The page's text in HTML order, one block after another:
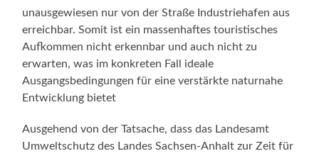
unausgewiesen nur von der Straße Industriehafen aus
erreichbar. Somit ist ein massenhaftes touristisches
Aufkommen nicht erkennbar und auch nicht zu
erwarten, was im konkreten Fall ideale
Ausgangsbedingungen für eine verstärkte naturnahe
Entwicklung bietet
Ausgehend von der Tatsache, dass das Landesamt
Umweltschutz des Landes Sachsen-Anhalt zur Zeit für